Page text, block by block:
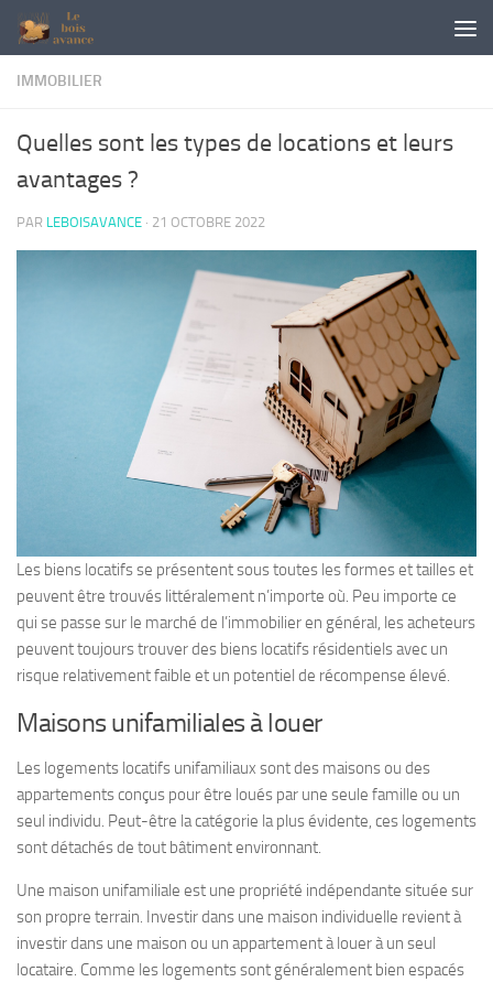
Skip to content
IMMOBILIER
Quelles sont les types de locations et leurs
avantages ?
PAR LEBOISAVANCE · 21 OCTOBRE 2022
Les biens locatifs se présentent sous toutes les formes et tailles et
peuvent être trouvés littéralement n’importe où. Peu importe ce
qui se passe sur le marché de l’immobilier en général, les acheteurs
peuvent toujours trouver des biens locatifs résidentiels avec un
risque relativement faible et un potentiel de récompense élevé.
Maisons unifamiliales à louer
Les logements locatifs unifamiliaux sont des maisons ou des
appartements conçus pour être loués par une seule famille ou un
seul individu. Peut-être la catégorie la plus évidente, ces logements
sont détachés de tout bâtiment environnant.
Une maison unifamiliale est une propriété indépendante située sur
son propre terrain. Investir dans une maison individuelle revient à
investir dans une maison ou un appartement à louer à un seul
locataire. Comme les logements sont généralement bien espacés